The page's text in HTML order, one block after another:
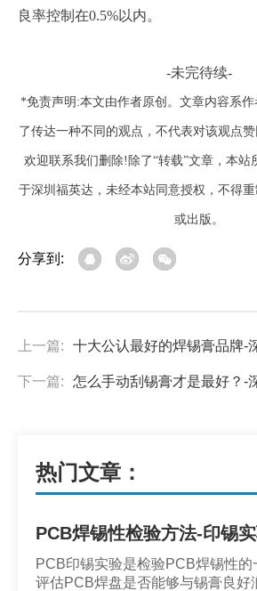
良率控制在0.5%以内。
-未完待续-
*免责声明:本文由作者原创。文章内容系
了传达一种不同的观点，不代表对该观点赞
欢迎联系我们删除!除了“转载”文章，本站
于深圳福英达，未经本站同意授权，不得
或出版。
分享到:
上一篇: 十大公认最好的焊锡膏品牌-
下一篇: 怎么手动刮锡膏才是最好？-
热门文章：
PCB印锡实验是检验PCB焊锡性的
评估PCB焊盘是否能够与锡膏良好